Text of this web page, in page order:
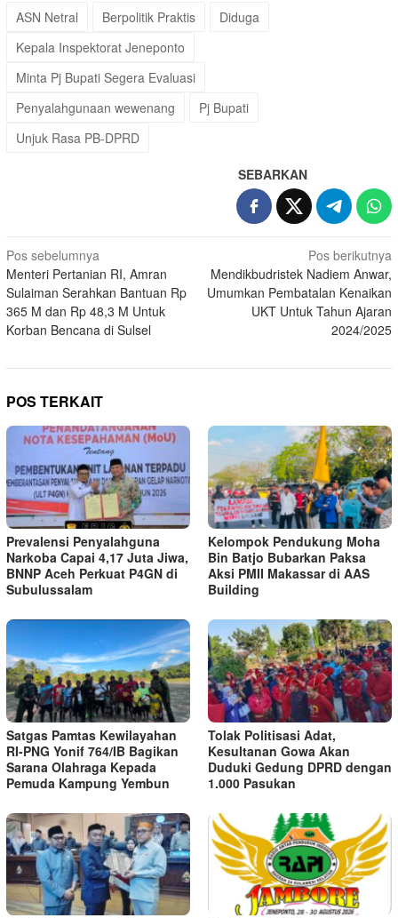
ASN Netral Berpolitik Praktis
Diduga
Kepala Inspektorat Jeneponto
Minta Pj Bupati Segera Evaluasi
Penyalahgunaan wewenang
Pj Bupati
Unjuk Rasa PB-DPRD
SEBARKAN
Navigasi
pos
Pos sebelumnya
Menteri Pertanian RI, Amran
Sulaiman Serahkan Bantuan Rp
365 M dan Rp 48,3 M Untuk
Korban Bencana di Sulsel
Pos berikutnya
Mendikbudristek Nadiem Anwar,
Umumkan Pembatalan Kenaikan
UKT Untuk Tahun Ajaran
2024/2025
POS TERKAIT
Prevalensi Penyalahguna
Narkoba Capai 4,17 Juta Jiwa,
BNNP Aceh Perkuat P4GN di
Subulussalam
Kelompok Pendukung Moha
Bin Batjo Bubarkan Paksa
Aksi PMII Makassar di AAS
Building
Satgas Pamtas Kewilayahan
RI-PNG Yonif 764/IB Bagikan
Sarana Olahraga Kepada
Pemuda Kampung Yembun
Tolak Politisasi Adat,
Kesultanan Gowa Akan
Duduki Gedung DPRD dengan
1.000 Pasukan